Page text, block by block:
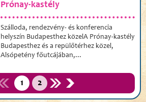
Prónay-kastély
Szálloda, rendezvény- és konferencia
helyszín Budapesthez közelA Prónay-kastély
Budapesthez és a repülőtérhez közel,
Alsópetény főutcájában,...
1 2